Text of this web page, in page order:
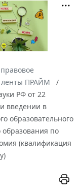
ленты ПРАЙМ
РФ от 22
введении в
образовательного
по
(квалификация